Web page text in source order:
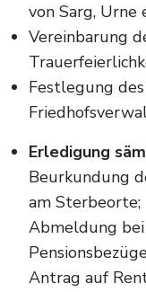
von Sarg, Urne
Vereinbarung
Festlegung
Erledigung
Beurkundung
am Sterbeorte;
Abmeldung
Antrag auf